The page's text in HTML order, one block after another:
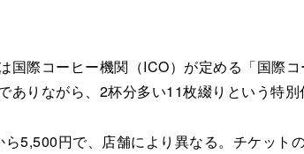
国際コーヒー機関（ICO）が定める「国際
ありながら、2杯分多い11枚綴りという特別
5,500円で、店舗により異なる。チケット